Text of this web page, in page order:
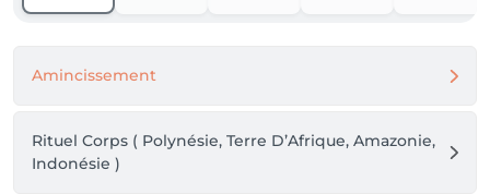
Amincissement
Rituel Corps ( Polynésie, Terre D’Afrique, Amazonie,
Indonésie )